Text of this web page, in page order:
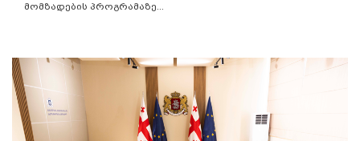
მომზადების პროგრამაზე...